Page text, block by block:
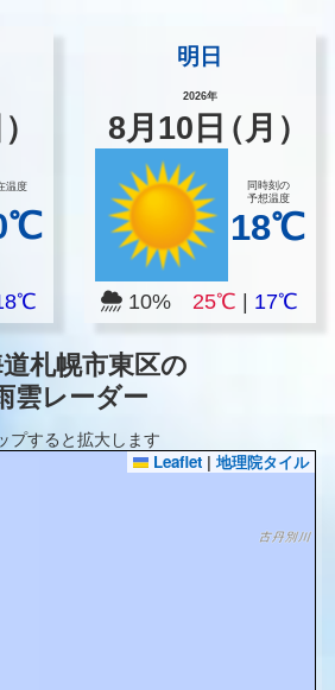
温度
明日
2026年
8月 10 日（月）
同時刻の
予想温度
18℃
10% 25℃ 17℃
札幌市東区の
雲レーダー
プすると拡大します
Leaflet | 地理院タイル